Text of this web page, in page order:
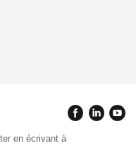
en écrivant à